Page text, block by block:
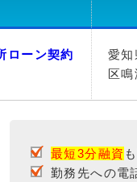
ローン契約
愛知
区
最短3分融資
勤務先への電